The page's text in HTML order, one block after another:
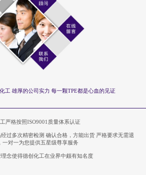
工 雄厚的公司实力 每一颗TPE都是心血的见证
严格按照ISO9001质量体系认证
过多次精密检测 确认合格，方能出货 严格要求无需退
一对一为您提供五星级尊享服务
念使得德创化工在业界中颇有知名度